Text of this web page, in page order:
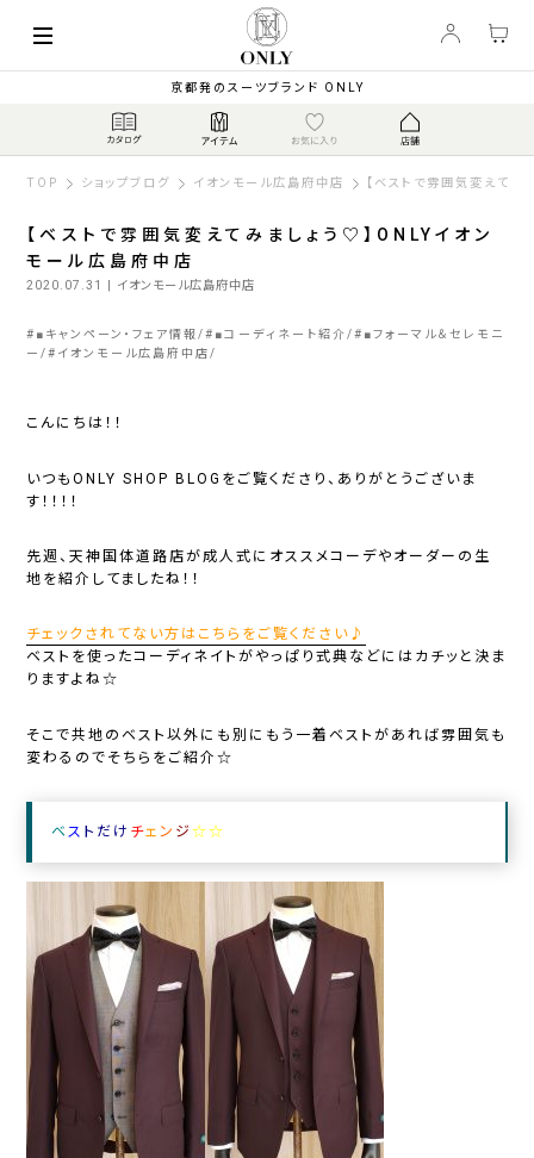
京都発のスーツブランド ONLY
TOP ショップブログ イオンモール広島府中店 【ベストで雰囲気変えて
【ベストで雰囲気変えてみましょう♡】ONLYイオン
モール広島府中店
2020.07.31 | イオンモール広島府中店
# ■キャンペーン・フェア情報 # ■コーディネート紹介 # ■フォーマル＆セレモニ
ー # イオンモール広島府中店
こんにちは！！
いつもONLY SHOP BLOGをご覧くださり、ありがとうございま
す！！！！
先週、天神国体道路店が成人式にオススメコーデやオーダーの生
地を紹介してましたね！！
チェックされてない方はこちらをご覧ください♪
ベストを使ったコーディネイトがやっぱり式典などにはカチッと決ま
りますよね☆
そこで共地のベスト以外にも別にもう一着ベストがあれば雰囲気も
変わるのでそちらをご紹介☆
ベス トだ け チェ ン ジ☆☆